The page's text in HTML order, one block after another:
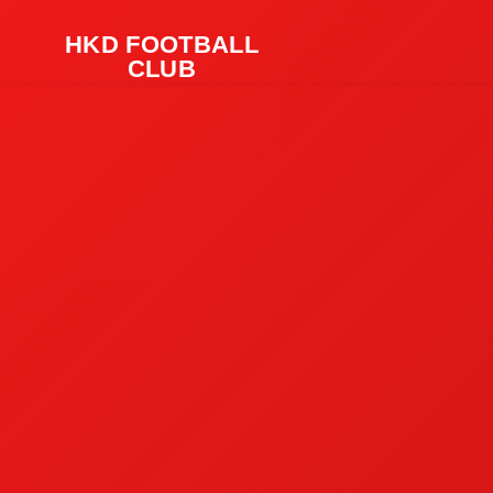
HKD FOOTBALL
CLUB